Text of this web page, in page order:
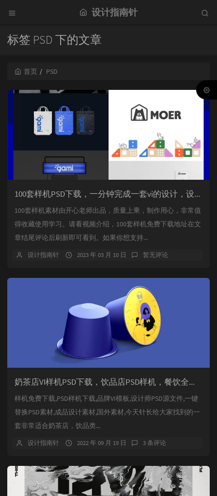
设计指南针
标签 PSD 下的文章
首页 PSD
100套样机PSD下载，一分钟完成一套vi的设计，设计师必备样机库，高品质样机模板。
100套样机素材由开心老师出品，质量上乘，制作用心，非常值
得收藏使用学习。请看视频介绍，100套样机免费下载地址在文
章结尾评论后刷新即可看到。如果你想支持...
设计指南针 2023 年 03 月 10 日 暂无评论
奶茶店VI样机PSD下载，饮品店PSD样机，餐饮全套提案样机PSD免费下载。
样机免费下载,PSD样机下载,品牌VI模板,设计师PSD源文件,一键
替换PSD素材,成品设计素材,国外素材,今天针长给大家找到的一
套非常适合奶茶店，饮品类...
设计指南针 2022 年 09 月 19 日 3 条评论